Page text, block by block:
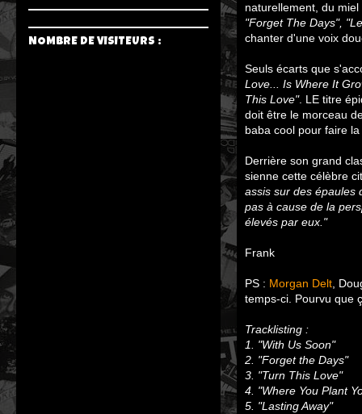
naturellement, du
"Forget The Days",
chanter d'une voix
Seuls écarts que
Love... Is Where It
This Love". LE titre
doit être le morceau
baba cool pour faire
Derrière son grand
sienne cette célèbre
assis sur des épaules
pas à cause de la
élevés par eux."
Frank
PS : Morgan Delt ,
temps-ci. Pourvu que
Tracklisting :
1. "With Us Soon"
2. "Forget the Days"
3. "Turn This Love"
4. "Where You Plant
5. "Lasting Away"
NOMBRE DE VISITEURS :